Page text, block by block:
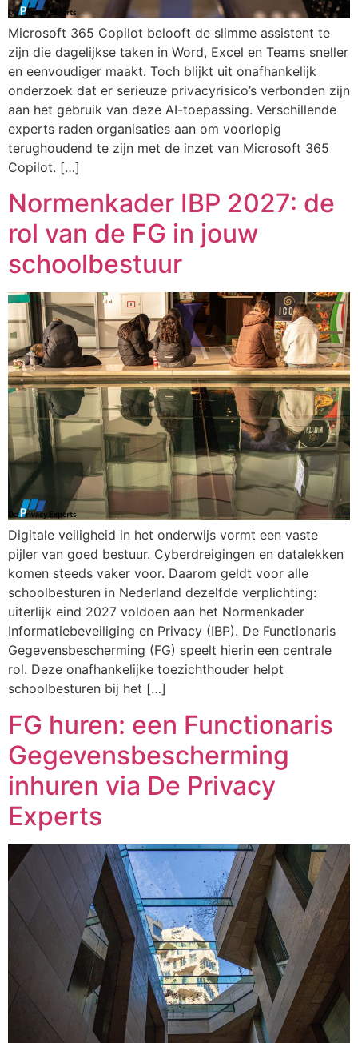
Microsoft 365 Copilot belooft de slimme assistent te
zijn die dagelijkse taken in Word, Excel en Teams sneller
en eenvoudiger maakt. Toch blijkt uit onafhankelijk
onderzoek dat er serieuze privacyrisico’s verbonden zijn
aan het gebruik van deze AI-toepassing. Verschillende
experts raden organisaties aan om voorlopig
terughoudend te zijn met de inzet van Microsoft 365
Copilot. […]
Normenkader IBP 2027: de
rol van de FG in jouw
schoolbestuur
Digitale veiligheid in het onderwijs vormt een vaste
pijler van goed bestuur. Cyberdreigingen en datalekken
komen steeds vaker voor. Daarom geldt voor alle
schoolbesturen in Nederland dezelfde verplichting:
uiterlijk eind 2027 voldoen aan het Normenkader
Informatiebeveiliging en Privacy (IBP). De Functionaris
Gegevensbescherming (FG) speelt hierin een centrale
rol. Deze onafhankelijke toezichthouder helpt
schoolbesturen bij het […]
FG huren: een Functionaris
Gegevensbescherming
inhuren via De Privacy
Experts